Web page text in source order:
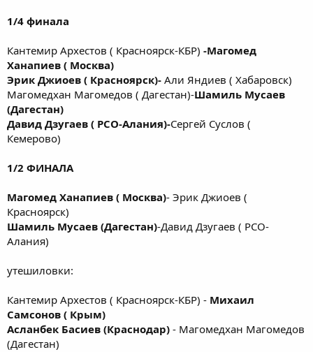
1/4 финала
Кантемир Архестов ( Красноярск-КБР) -Магомед
Ханапиев ( Москва)
Эрик Джиоев ( Красноярск)- Али Яндиев ( Хабаровск)
Магомедхан Магомедов ( Дагестан)-Шамиль Мусаев
(Дагестан)
Давид Дзугаев ( РСО-Алания)-Сергей Суслов (
Кемерово)
1/2 ФИНАЛА
Магомед Ханапиев ( Москва)- Эрик Джиоев (
Красноярск)
Шамиль Мусаев (Дагестан)-Давид Дзугаев ( РСО-
Алания)
утешиловки:
Кантемир Архестов ( Красноярск-КБР) - Михаил
Самсонов ( Крым)
Асланбек Басиев (Краснодар) - Магомедхан Магомедов
(Дагестан)